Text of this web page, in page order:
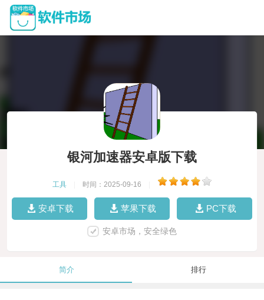
银河加速器安卓版下载
工具 时间：2025-09-16
安卓下载 苹果下载 PC下载
安卓市场，安全绿色
简介 排行